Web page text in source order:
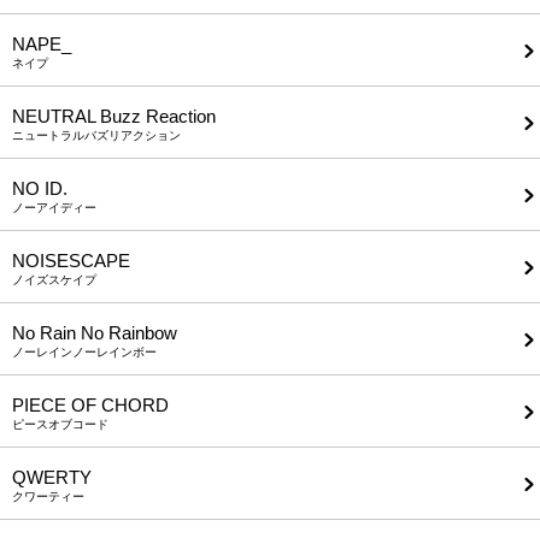
NAPE_
ネイプ
NEUTRAL Buzz Reaction
ニュートラルバズリアクション
NO ID.
ノーアイディー
NOISESCAPE
ノイズスケイプ
No Rain No Rainbow
ノーレインノーレインボー
PIECE OF CHORD
ピースオブコード
QWERTY
クワーティー